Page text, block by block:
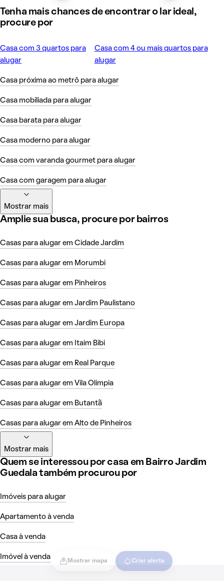
Mostrar mapa Criar alerta
Tenha mais chances de encontrar o lar ideal,
procure por
Casa com 3 quartos para
alugar
Casa com 4 ou mais quartos para
alugar
Casa próxima ao metrô para alugar
Casa mobiliada para alugar
Casa barata para alugar
Casa moderno para alugar
Casa com varanda gourmet para alugar
Casa com garagem para alugar
Mostrar mais
Amplie sua busca, procure por bairros
Casas para alugar em Cidade Jardim
Casas para alugar em Morumbi
Casas para alugar em Pinheiros
Casas para alugar em Jardim Paulistano
Casas para alugar em Jardim Europa
Casas para alugar em Itaim Bibi
Casas para alugar em Real Parque
Casas para alugar em Vila Olímpia
Casas para alugar em Butantã
Casas para alugar em Alto de Pinheiros
Mostrar mais
Quem se interessou por casa em Bairro Jardim
Guedala também procurou por
Imóveis para alugar
Apartamento à venda
Casa à venda
Imóvel à venda